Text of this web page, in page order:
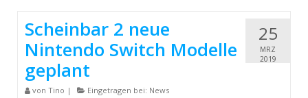
INFOS
GUIDES
SHOP
25
MRZ
2019
Scheinbar 2 neue
Nintendo Switch Modelle
geplant
von Tino | Eingetragen bei: News